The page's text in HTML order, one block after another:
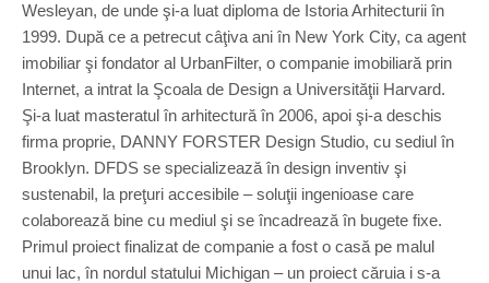
Wesleyan, de unde şi-a luat diploma de Istoria Arhitecturii în
1999. După ce a petrecut câţiva ani în New York City, ca agent
imobiliar şi fondator al UrbanFilter, o companie imobiliară prin
Internet, a intrat la Şcoala de Design a Universităţii Harvard.
Şi-a luat masteratul în arhitectură în 2006, apoi şi-a deschis
firma proprie, DANNY FORSTER Design Studio, cu sediul în
Brooklyn. DFDS se specializează în design inventiv şi
sustenabil, la preţuri accesibile – soluţii ingenioase care
colaborează bine cu mediul şi se încadrează în bugete fixe.
Primul proiect finalizat de companie a fost o casă pe malul
unui lac, în nordul statului Michigan – un proiect căruia i s-a